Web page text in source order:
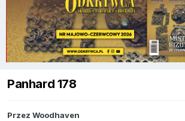
Panhard 178
Przez Woodhaven